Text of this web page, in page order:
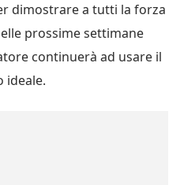
dimostrare a tutti la forza
prossime settimane
continuerà ad usare il
ideale.